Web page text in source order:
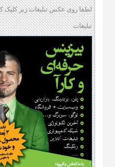
لطفا روی عکس تبلیغات زیر کلیک
تبلیغات